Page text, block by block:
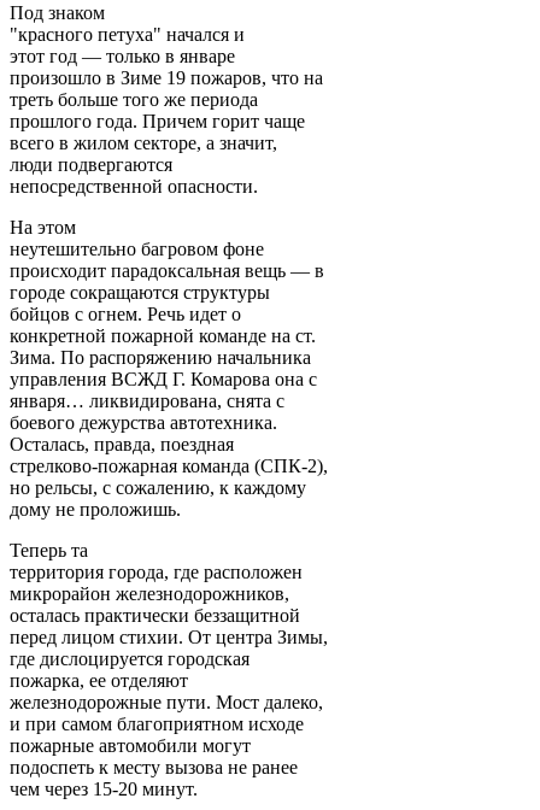
Под знаком
"красного петуха" начался и
этот год — только в январе
произошло в Зиме 19 пожаров, что на
треть больше того же периода
прошлого года. Причем горит чаще
всего в жилом секторе, а значит,
люди подвергаются
непосредственной опасности.
На этом
неутешительно багровом фоне
происходит парадоксальная вещь — в
городе сокращаются структуры
бойцов с огнем. Речь идет о
конкретной пожарной команде на ст.
Зима. По распоряжению начальника
управления ВСЖД Г. Комарова она с
января… ликвидирована, снята с
боевого дежурства автотехника.
Осталась, правда, поездная
стрелково-пожарная команда (СПК-2),
но рельсы, с сожалению, к каждому
дому не проложишь.
Теперь та
территория города, где расположен
микрорайон железнодорожников,
осталась практически беззащитной
перед лицом стихии. От центра Зимы,
где дислоцируется городская
пожарка, ее отделяют
железнодорожные пути. Мост далеко,
и при самом благоприятном исходе
пожарные автомобили могут
подоспеть к месту вызова не ранее
чем через 15-20 минут.